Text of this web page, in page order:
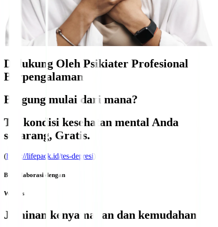
Didukung Oleh Psikiater Profesional
Berpengalaman
Bingung mulai dari mana?
Tes kondisi kesehatan mental Anda
sekarang, Gratis.
(https://lifepack.id/tes-depresi)
Berkolaborasi dengan
Why us
Jaminan kenyamanan dan kemudahan